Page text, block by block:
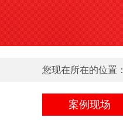
您现在所在的位置：
案例现场